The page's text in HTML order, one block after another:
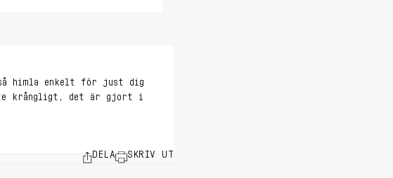
så himla enkelt för just dig
krångligt, det är gjort i
DELA SKRIV UT